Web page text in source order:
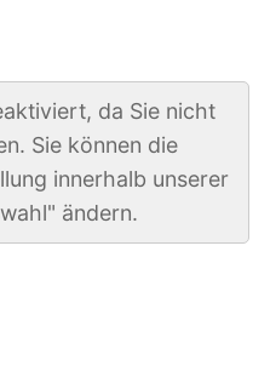
da Sie nicht
Sie können die
innerhalb unserer
ändern.